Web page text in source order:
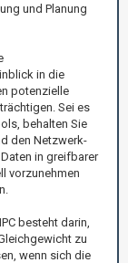
und Planung
in die
potenzielle
Sei es
behalten Sie
den Netzwerk-
in greifbarer
vorzunehmen
besteht darin,
zu
wenn sich die